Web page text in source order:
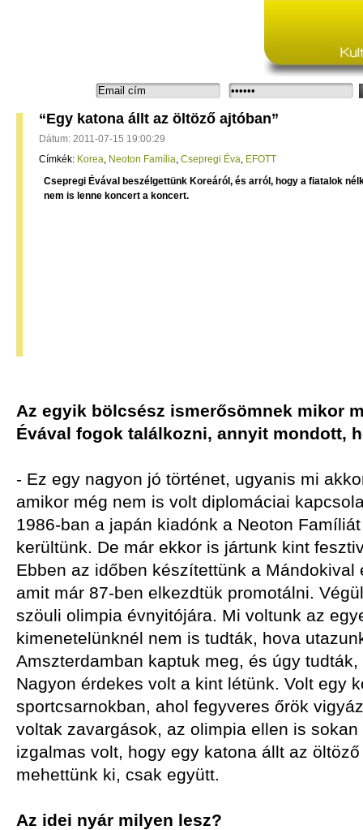
“Egy katona állt az öltöző ajtóban”
Dátum: 2011-07-15 19:00:29
Címkék: Korea, Neoton Família, Csepregi Éva, EFOTT
Csepregi Évával beszélgettünk Koreáról, és arról, hogy a fiatalok
nem is lenne koncert a koncert.
Az egyik bölcsész ismerősömnek mikor
Évával fogok találkozni, annyit mondott,
- Ez egy nagyon jó történet, ugyanis mi
amikor még nem is volt diplomáciai
1986-ban a japán kiadónk a Neoton
kerültünk. De már ekkor is jártunk kint
Ebben az időben készítettünk a
amit már 87-ben elkezdtük promotálni.
szöuli olimpia évnyitójára. Mi voltunk az
kimenetelünknél nem is tudták, hova
Amszterdamban kaptuk meg, és úgy
Nagyon érdekes volt a kint létünk. Volt egy
sportcsarnokban, ahol fegyveres őrök
voltak zavargások, az olimpia ellen is
izgalmas volt, hogy egy katona állt az
mehettünk ki, csak együtt.
Az idei nyár milyen lesz?